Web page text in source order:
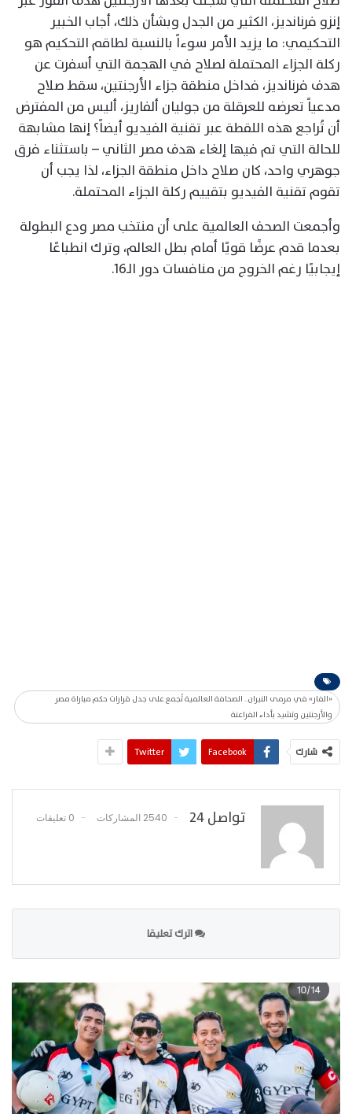
إنزو فرنانديز، الكثير من الجدل وبشأن ذلك، أجاب الخبير
التحكيمي: ما يزيد الأمر سوءاً بالنسبة لطاقم التحكيم هو
ركلة الجزاء المحتملة لصلاح في الهجمة التي أسفرت عن
هدف فرنانديز، فداخل منطقة جزاء الأرجنتين، سقط صلاح
مدعياً تعرضه للعرقلة من جوليان ألفاريز، أليس من المفترض
أن تُراجع هذه اللقطة عبر تقنية الفيديو أيضاً؟ إنها مشابهة
للحالة التي تم فيها إلغاء هدف مصر الثاني – باستثناء فرق
جوهري واحد، كان صلاح داخل منطقة الجزاء، لذا يجب أن
تقوم تقنية الفيديو بتقييم ركلة الجزاء المحتملة.
وأجمعت الصحف العالمية على أن منتخب مصر ودع البطولة
بعدما قدم عرضًا قويًا أمام بطل العالم، وترك انطباعًا
إيجابيًا رغم الخروج من منافسات دور الـ16.
«الفار» في مرمى النيران.. الصحافة العالمية تُجمع على جدل قرارات حكم مباراة مصر
والأرجنتين وتشيد بأداء الفراعنة
شارك Facebook
Twitter
تواصل 24 2540 المشاركات 0 تعليقات
اترك تعليقا